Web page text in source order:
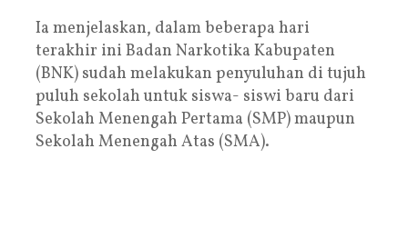
Ia menjelaskan, dalam beberapa hari
terakhir ini Badan Narkotika Kabupaten
(BNK) sudah melakukan penyuluhan di tujuh
puluh sekolah untuk siswa- siswi baru dari
Sekolah Menengah Pertama (SMP) maupun
Sekolah Menengah Atas (SMA).